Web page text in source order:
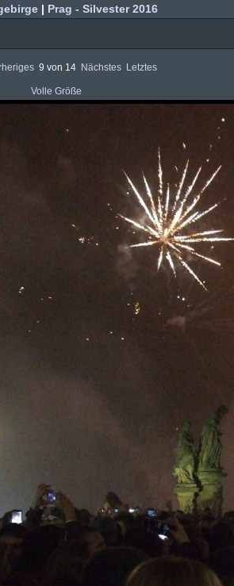
Prag - Silvester 2016
9 von 14 Nächstes Letztes
Volle Größe